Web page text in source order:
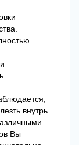
внутрь
Вы